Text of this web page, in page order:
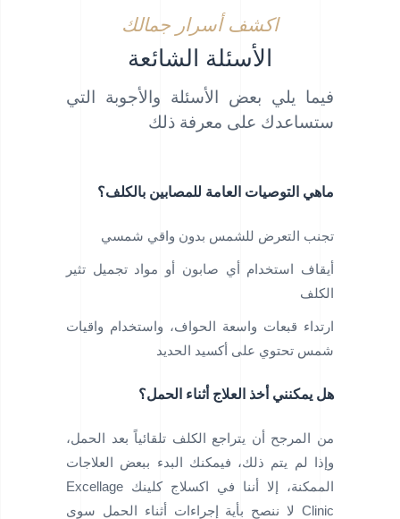
اكشف أسرار جمالك
الأسئلة الشائعة
فيما يلي بعض الأسئلة والأجوبة التي
ستساعدك على معرفة ذلك
ماهي التوصيات العامة للمصابين بالكلف؟
تجنب التعرض للشمس بدون واقي شمسي
أيقاف استخدام أي صابون أو مواد تجميل تثير
الكلف
ارتداء قبعات واسعة الحواف، واستخدام واقيات
شمس تحتوي على أكسيد الحديد
هل يمكنني أخذ العلاج أثناء الحمل؟
من المرجح أن يتراجع الكلف تلقائياً بعد الحمل،
وإذا لم يتم ذلك، فيمكنك البدء ببعض العلاجات
الممكنة، إلا أننا في اكسلاج كلينك Excellage
Clinic لا ننصح بأية إجراءات أثناء الحمل سوى